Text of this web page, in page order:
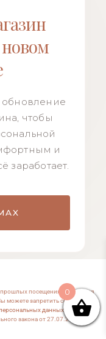
чтобы
и
заработает.
0
посещениях сайта) для
можете запретить сохранение
данных
закона от 27.07.2006 №